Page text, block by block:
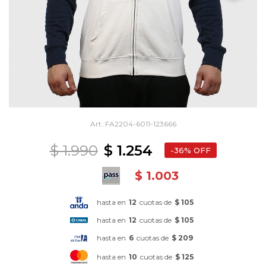
FA2204-6011-123666
$ 1.254
$ 1.990 36
$ 1.003
hasta en 12 cuotas de $ 105
hasta en 12 cuotas de $ 105
hasta en 6 cuotas de $ 209
hasta en 10 cuotas de $ 125